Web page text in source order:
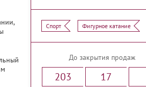
Спорт Фигурное катание
До закрытия продаж
203 17